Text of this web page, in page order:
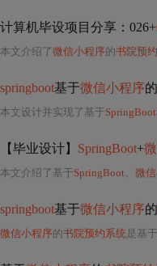
计算机毕设项目分享：026+
本文介绍了微信小程序的书院预
springboot基于微信小程序的
本文设计并实现了基于SpringBoot
【毕业设计】 SpringBoot+
本文介绍了基于SpringBoot、 微
springboot基于微信小程序的
微信小程序的书院预约系统是基